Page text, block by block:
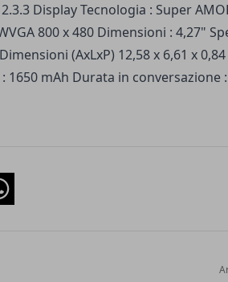
Display Tecnologia : Super
800 x 480 Dimensioni : 4,27"
(AxLxP) 12,58 x 6,61 x
1650 mAh Durata in conversazione